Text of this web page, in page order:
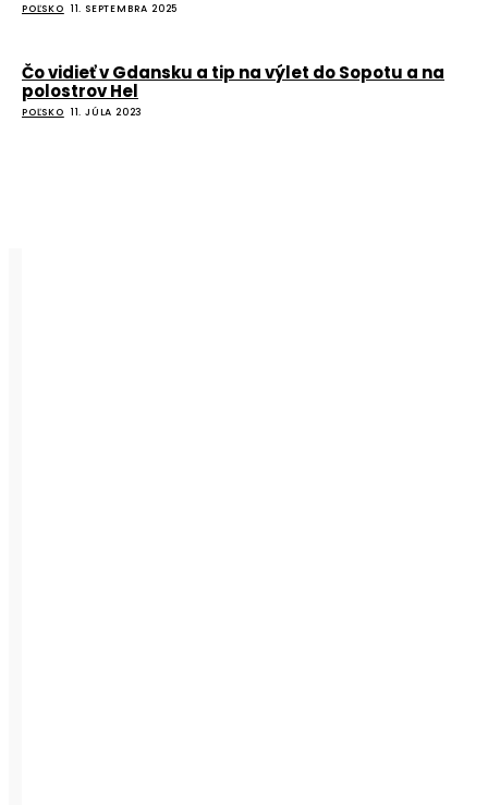
POĽSKO 11. SEPTEMBRA 2025
Čo vidieť v Gdansku a tip na výlet do Sopotu a na
polostrov Hel
POĽSKO 11. JÚLA 2023